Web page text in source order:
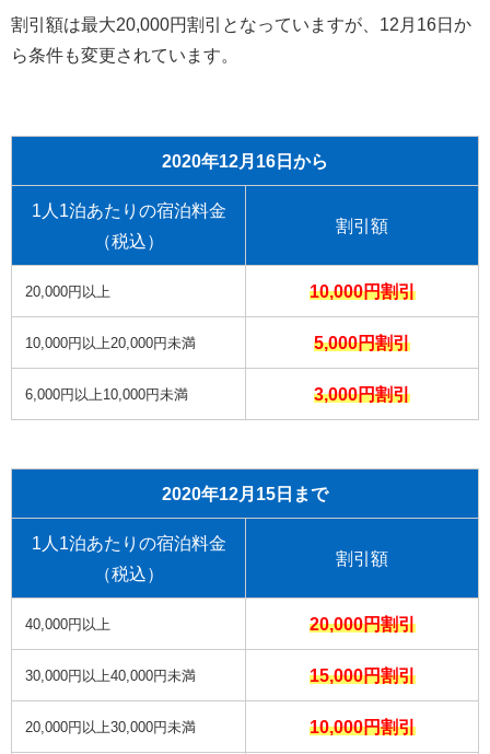
割引額は最大20,000円割引となっていますが、12月16日か
ら条件も変更されています。
2020年12月16日から
1人1泊あたりの宿泊料金
（税込）
割引額
20,000円以上 10,000円割引
10,000円以上20,000円未満 5,000円割引
6,000円以上10,000円未満 3,000円割引
2020年12月15日まで
1人1泊あたりの宿泊料金
（税込）
割引額
40,000円以上 20,000円割引
30,000円以上40,000円未満 15,000円割引
20,000円以上30,000円未満 10,000円割引